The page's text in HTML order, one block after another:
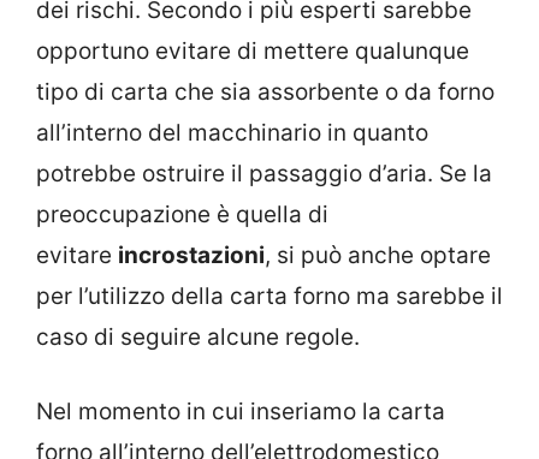
dei rischi. Secondo i più esperti sarebbe
opportuno evitare di mettere qualunque
tipo di carta che sia assorbente o da forno
all’interno del macchinario in quanto
potrebbe ostruire il passaggio d’aria. Se la
preoccupazione è quella di
evitare incrostazioni, si può anche optare
per l’utilizzo della carta forno ma sarebbe il
caso di seguire alcune regole.
Nel momento in cui inseriamo la carta
forno all’interno dell’elettrodomestico